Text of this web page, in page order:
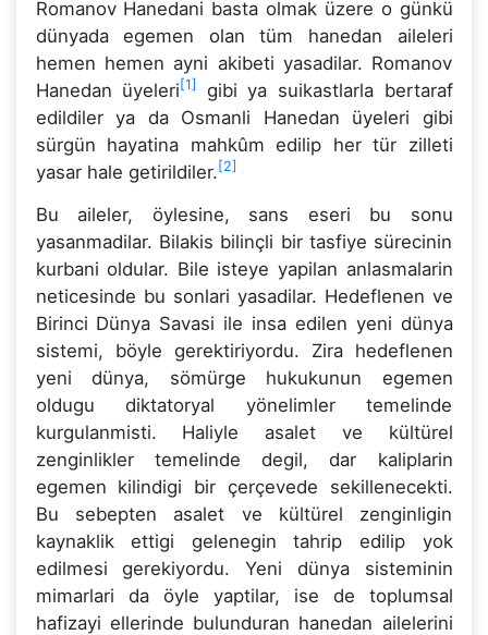
Romanov Hanedani basta olmak üzere o günkü
dünyada egemen olan tüm hanedan aileleri
hemen hemen ayni akibeti yasadilar. Romanov
Hanedan üyeleri [1]
gibi ya suikastlarla bertaraf
edildiler ya da Osmanli Hanedan üyeleri gibi
sürgün hayatina mahkûm edilip her tür zilleti
yasar hale getirildiler. [2]
Bu aileler, öylesine, sans eseri bu sonu
yasanmadilar. Bilakis bilinçli bir tasfiye sürecinin
kurbani oldular. Bile isteye yapilan anlasmalarin
neticesinde bu sonlari yasadilar. Hedeflenen ve
Birinci Dünya Savasi ile insa edilen yeni dünya
sistemi, böyle gerektiriyordu. Zira hedeflenen
yeni dünya, sömürge hukukunun egemen
oldugu diktatoryal yönelimler temelinde
kurgulanmisti. Haliyle asalet ve kültürel
zenginlikler temelinde degil, dar kaliplarin
egemen kilindigi bir çerçevede sekillenecekti.
Bu sebepten asalet ve kültürel zenginligin
kaynaklik ettigi gelenegin tahrip edilip yok
edilmesi gerekiyordu. Yeni dünya sisteminin
mimarlari da öyle yaptilar, ise de toplumsal
hafizayi ellerinde bulunduran hanedan ailelerini